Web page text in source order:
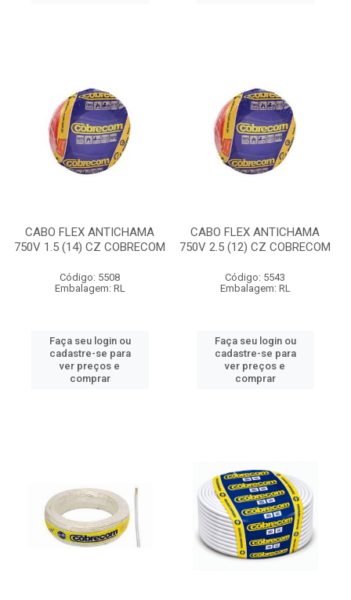
CABO FLEX ANTICHAMA
750V 1.5 (14) CZ COBRECOM
Código: 5508
Embalagem: RL
Faça seu login ou
cadastre-se para
ver preços e
comprar
CABO FLEX ANTICHAMA
750V 2.5 (12) CZ COBRECOM
Código: 5543
Embalagem: RL
Faça seu login ou
cadastre-se para
ver preços e
comprar